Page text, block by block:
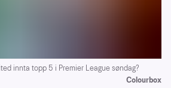
innta topp 5 i Premier League søndag?
Colourbox